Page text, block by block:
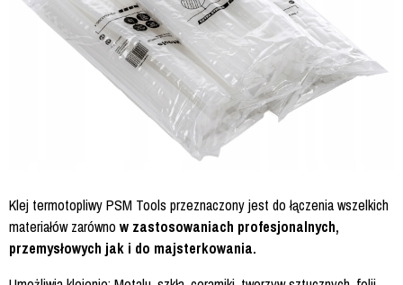
Klej termotopliwy PSM Tools przeznaczony jest do łączenia wszelkich
materiałów zarówno w zastosowaniach profesjonalnych,
przemysłowych jak i do majsterkowania.